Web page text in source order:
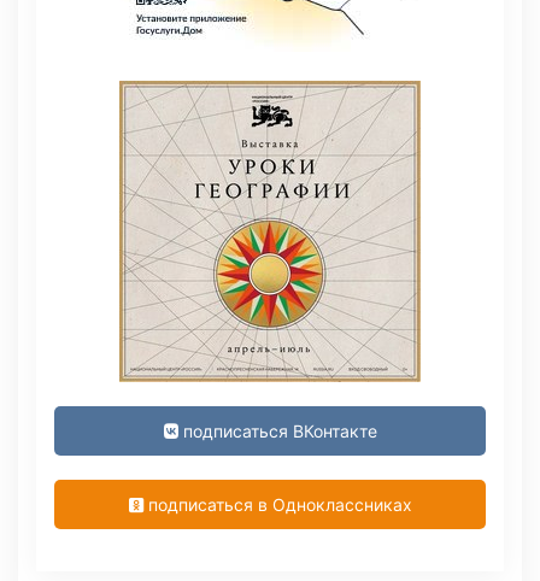
подписаться ВКонтакте
подписаться в Одноклассниках